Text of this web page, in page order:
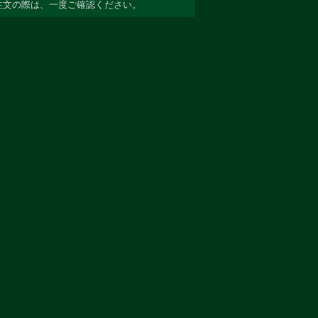
文の際は、一度ご確認ください。